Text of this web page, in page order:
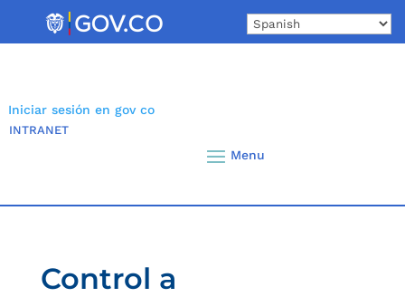
Iniciar sesión en gov co
INTRANET
Control a